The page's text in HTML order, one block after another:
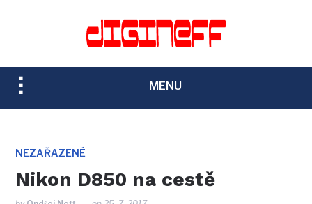
TOGGLE
SIDEBAR
NAVIGATION
MENU
NEZAŘAZENÉ
Nikon D850 na cestě